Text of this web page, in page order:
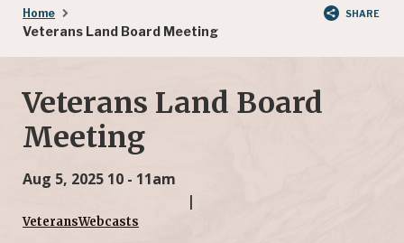
Breadcrumb
Home
Veterans Land Board Meeting
SHARE
Veterans Land Board
Meeting
Aug 5, 2025 10 - 11am
VeteransWebcasts